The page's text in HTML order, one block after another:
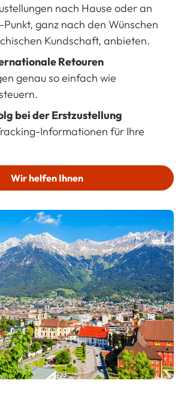
nach Hause oder an
ganz nach den Wünschen
Kundschaft, anbieten.
Retouren
genau so einfach wie
bei der Erstzustellung
Informationen für Ihre
Wir helfen Ihnen